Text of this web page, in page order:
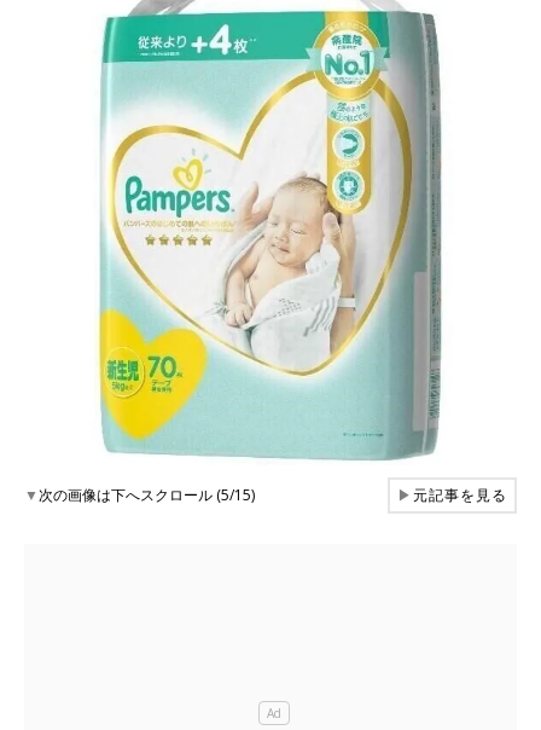
▼次の画像は下へスクロール (5/15) ▶元記事を見る